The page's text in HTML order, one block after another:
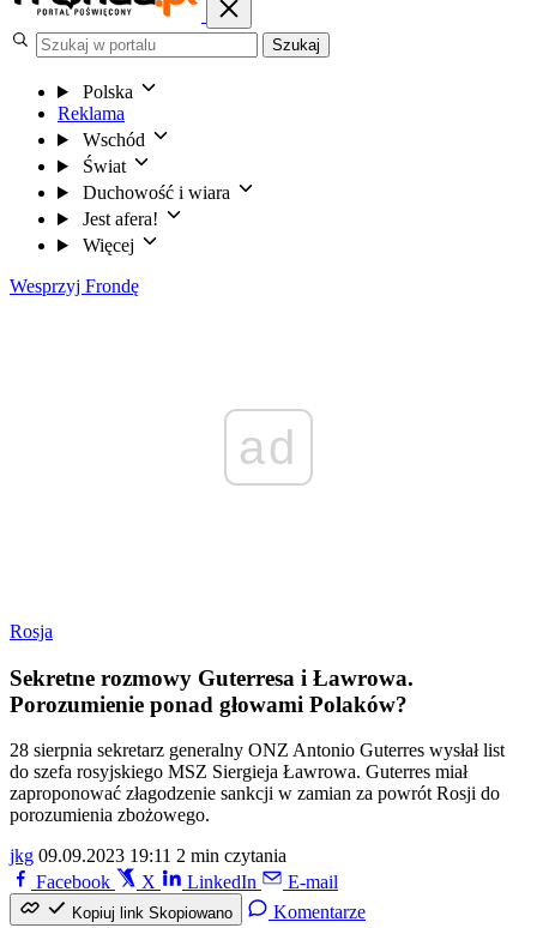
Szukaj
Polska
Reklama
Wschód
Świat
Duchowość i wiara
Jest afera!
Więcej
Wesprzyj Frondę
ad
Rosja
Sekretne rozmowy Guterresa i Ławrowa.
Porozumienie ponad głowami Polaków?
28 sierpnia sekretarz generalny ONZ Antonio Guterres wysłał list
do szefa rosyjskiego MSZ Siergieja Ławrowa. Guterres miał
zaproponować złagodzenie sankcji w zamian za powrót Rosji do
porozumienia zbożowego.
jkg 09.09.2023 19:11 2 min czytania
Facebook
X LinkedIn E-mail
Kopiuj link Skopiowano Komentarze